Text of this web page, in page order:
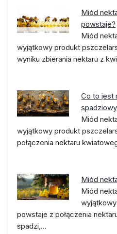
Miód
powstaje?
Miód
wyjątkowy produkt
wyniku zbierania nektaru z
Co to jest
Miód
wyjątkowy produkt
połączenia nektaru
Miód
Miód
powstaje z połączenia
spadzi,…